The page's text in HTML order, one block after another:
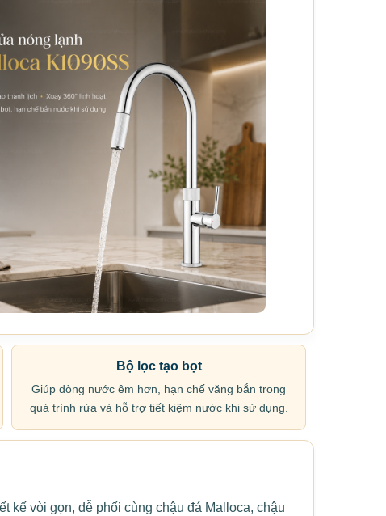
Bộ lọc tạo bọt
Giúp dòng nước êm hơn, hạn chế văng bắn trong
quá trình rửa và hỗ trợ tiết kiệm nước khi sử dụng.
kế vòi gọn, dễ phối cùng chậu đá Malloca, chậu